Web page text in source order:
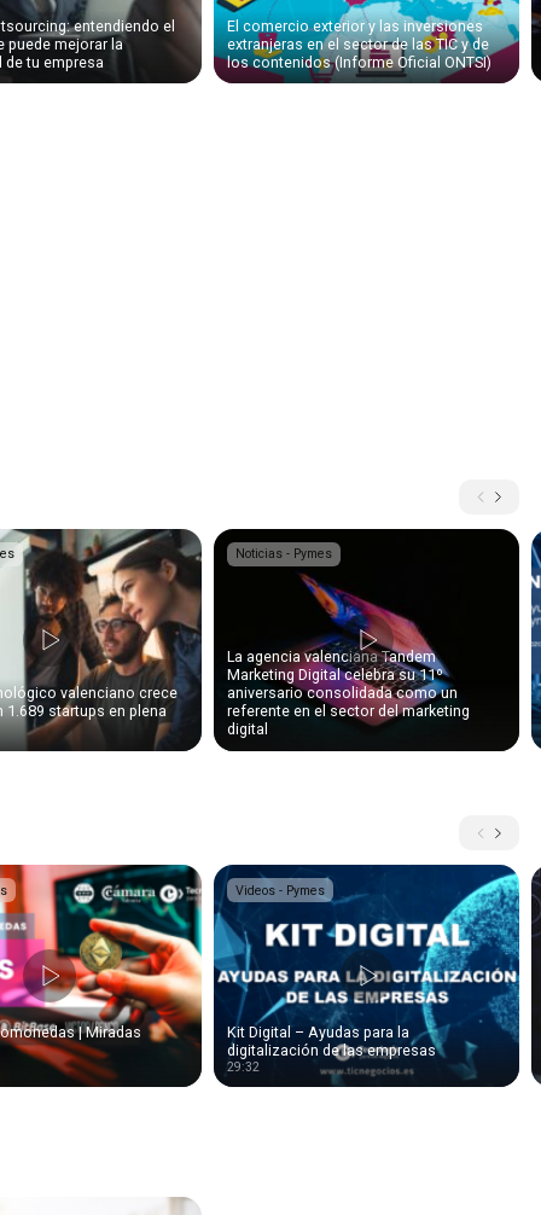
entendiendo el
puede mejorar la
de tu empresa
El comercio exterior y las inversiones
extranjeras en el sector de las TIC y de
los contenidos (Informe Oficial ONTSI)
valenciano crece
1.689 startups en plena
Noticias - Pymes
La agencia valenciana Tandem
Marketing Digital celebra su 11º
aniversario consolidada como un
referente en el sector del marketing
digital
| Miradas
Videos - Pymes
Kit Digital – Ayudas para la
digitalización de las empresas
29:32